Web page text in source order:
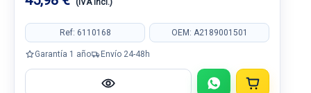
(IVA incl.)
Ref: 6110168 OEM: A2189001501
Garantía 1 año Envío 24-48h